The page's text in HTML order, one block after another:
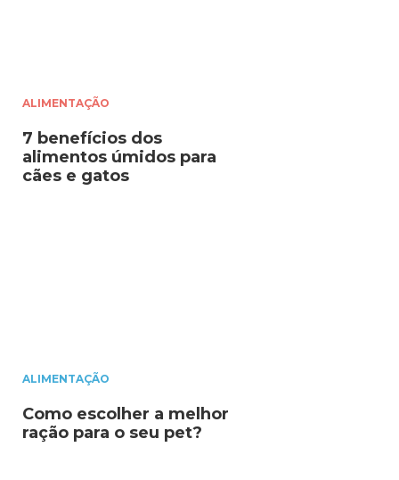
ALIMENTAÇÃO
7 benefícios dos
alimentos úmidos para
cães e gatos
ALIMENTAÇÃO
Como escolher a melhor
ração para o seu pet?